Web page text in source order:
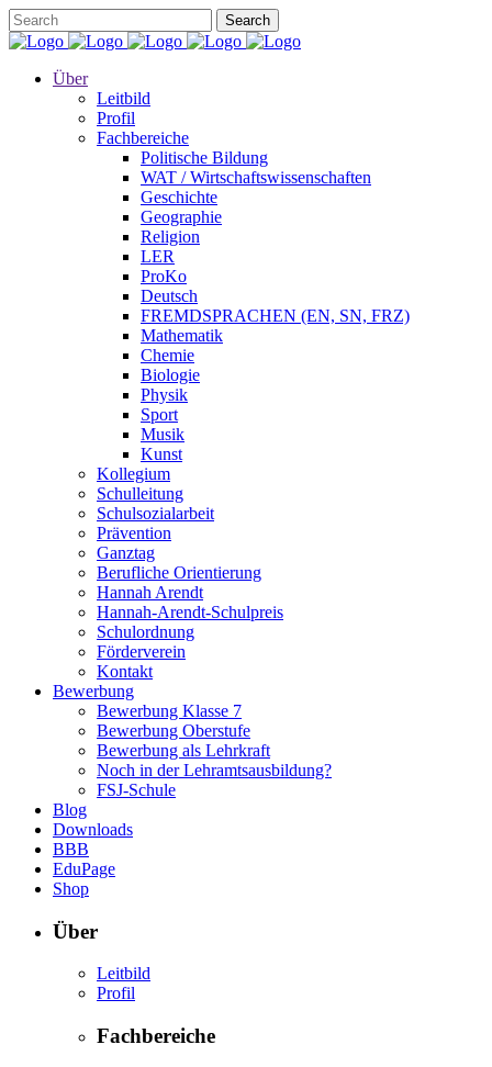
Über
Leitbild
Profil
Fachbereiche
Politische Bildung
WAT / Wirtschaftswissenschaften
Geschichte
Geographie
Religion
LER
ProKo
Deutsch
FREMDSPRACHEN (EN, SN, FRZ)
Mathematik
Chemie
Biologie
Physik
Sport
Musik
Kunst
Kollegium
Schulleitung
Schulsozialarbeit
Prävention
Ganztag
Berufliche Orientierung
Hannah Arendt
Hannah-Arendt-Schulpreis
Schulordnung
Förderverein
Kontakt
Bewerbung
Bewerbung Klasse 7
Bewerbung Oberstufe
Bewerbung als Lehrkraft
Noch in der Lehramtsausbildung?
FSJ-Schule
Blog
Downloads
BBB
EduPage
Shop
Über
Leitbild
Profil
Fachbereiche